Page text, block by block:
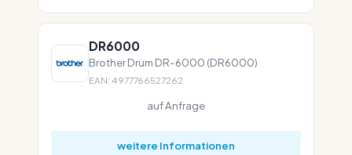
DR6000
Brother Drum DR-6000 (DR6000)
EAN: 4977766527262
auf Anfrage
weitere Informationen